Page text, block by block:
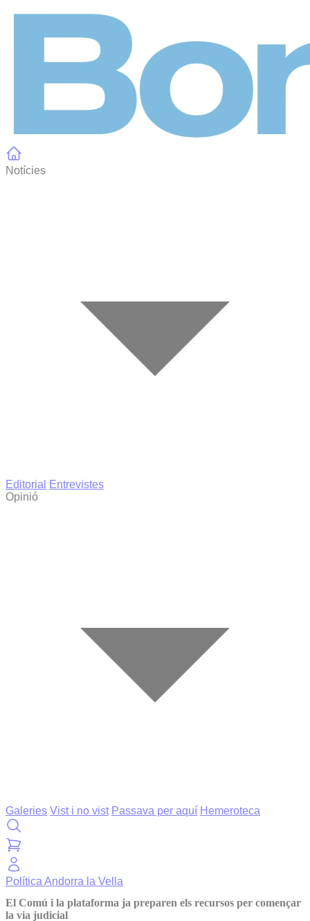
Notícies
Editorial
Entrevistes
Opinió
Galeries Vist i no vist Passava per aquí Hemeroteca
Política Andorra la Vella
El Comú i la plataforma ja preparen els recursos per començar
la via judicial